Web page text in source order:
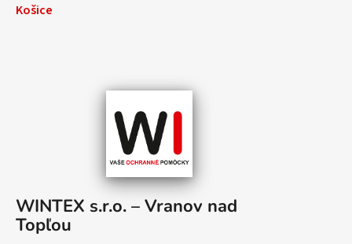
Košice
WINTEX s.r.o. – Vranov nad
Topľou